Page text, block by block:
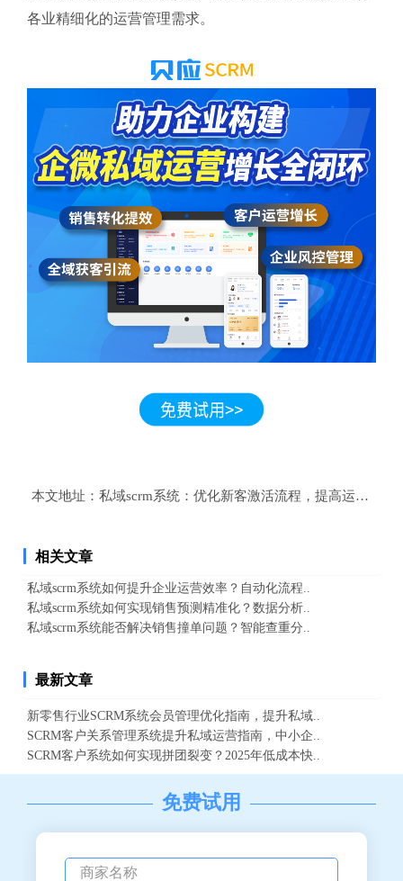
各业精细化的运营管理需求。
本文地址： 私域scrm系统：优化新客激活流程，提高运营效率
相关文章
私域scrm系统如何提升企业运营效率？自动化流程..
私域scrm系统如何实现销售预测精准化？数据分析..
私域scrm系统能否解决销售撞单问题？智能查重分..
最新文章
新零售行业SCRM系统会员管理优化指南，提升私域..
SCRM客户关系管理系统提升私域运营指南，中小企..
SCRM客户系统如何实现拼团裂变？2025年低成本快..
免费试用